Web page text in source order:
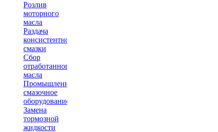
Розлив
моторного
масла
Раздача
консистентной
смазки
Сбор
отработанного
масла
Промышленное
смазочное
оборудование
Замена
тормозной
жидкости